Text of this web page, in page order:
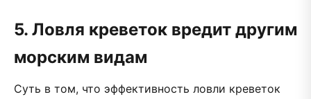
5. Ловля креветок вредит другим
морским видам
Суть в том, что эффективность ловли креветок